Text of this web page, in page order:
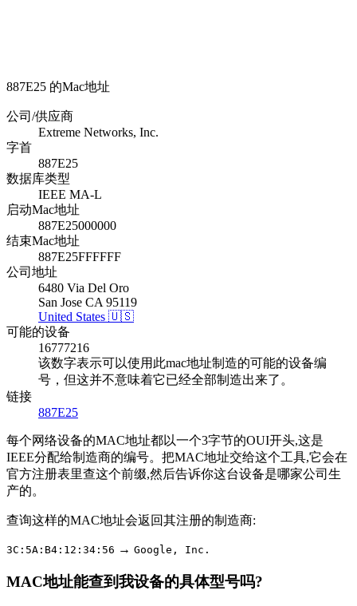
887E25 的Mac地址
公司/供应商
Extreme Networks, Inc.
字首
887E25
数据库类型
IEEE MA-L
启动Mac地址
887E25000000
结束Mac地址
887E25FFFFFF
公司地址
6480 Via Del Oro
San Jose CA 95119
United States 🇺🇸
可能的设备
16777216
该数字表示可以使用此mac地址制造的可能的设备编
号，但这并不意味着它已经全部制造出来了。
链接
887E25
每个网络设备的MAC地址都以一个3字节的OUI开头,这是
IEEE分配给制造商的编号。把MAC地址交给这个工具,它会在
官方注册表里查这个前缀,然后告诉你这台设备是哪家公司生
产的。
查询这样的MAC地址会返回其注册的制造商:
3C:5A:B4:12:34:56 → Google, Inc.
MAC地址能查到我设备的具体型号吗?